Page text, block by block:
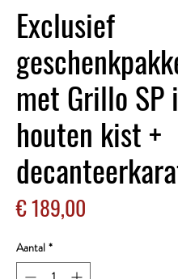
Exclusief
met Grillo SP
houten kist +
€ 189,00
Aantal *